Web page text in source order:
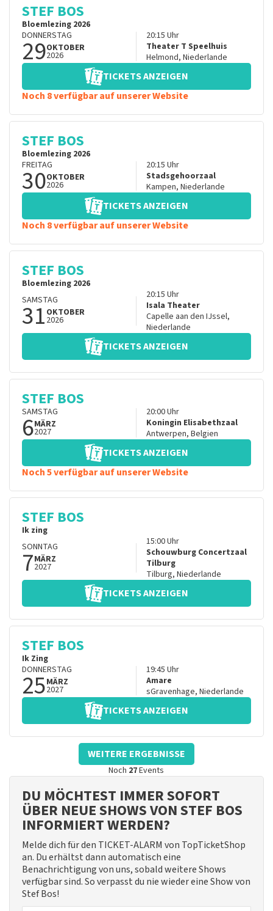
STEF BOS
Bloemlezing 2026
DONNERSTAG
29OKTOBER
2026
20:15 Uhr
Theater T Speelhuis
Helmond, Niederlande
TICKETS ANZEIGEN
Noch 8 verfügbar auf unserer Website
STEF BOS
Bloemlezing 2026
FREITAG
30OKTOBER
2026
20:15 Uhr
Stadsgehoorzaal
Kampen, Niederlande
TICKETS ANZEIGEN
Noch 8 verfügbar auf unserer Website
STEF BOS
Bloemlezing 2026
SAMSTAG
31 OKTOBER
2026
20:15 Uhr
Isala Theater
Capelle aan den IJssel,
Niederlande
TICKETS ANZEIGEN
STEF BOS
SAMSTAG
6MÄRZ
2027
20:00Uhr
Koningin Elisabethzaal
Antwerpen, Belgien
TICKETS ANZEIGEN
Noch 5 verfügbar auf unserer Website
STEF BOS
Ik zing
SONNTAG
7MÄRZ
2027
15:00Uhr
Schouwburg Concertzaal
Tilburg
Tilburg, Niederlande
TICKETS ANZEIGEN
STEF BOS
Ik Zing
DONNERSTAG
25MÄRZ
2027
19:45 Uhr
Amare
sGravenhage, Niederlande
TICKETS ANZEIGEN
WEITERE ERGEBNISSE
Noch 27Events
DU MÖCHTEST IMMER SOFORT
ÜBER NEUE SHOWS VON STEF BOS
INFORMIERT WERDEN?
Melde dich für den TICKET-ALARM von TopTicketShop
an. Du erhältst dann automatisch eine
Benachrichtigung von uns, sobald weitere Shows
verfügbar sind. So verpasst du nie wieder eine Show von
Stef Bos!